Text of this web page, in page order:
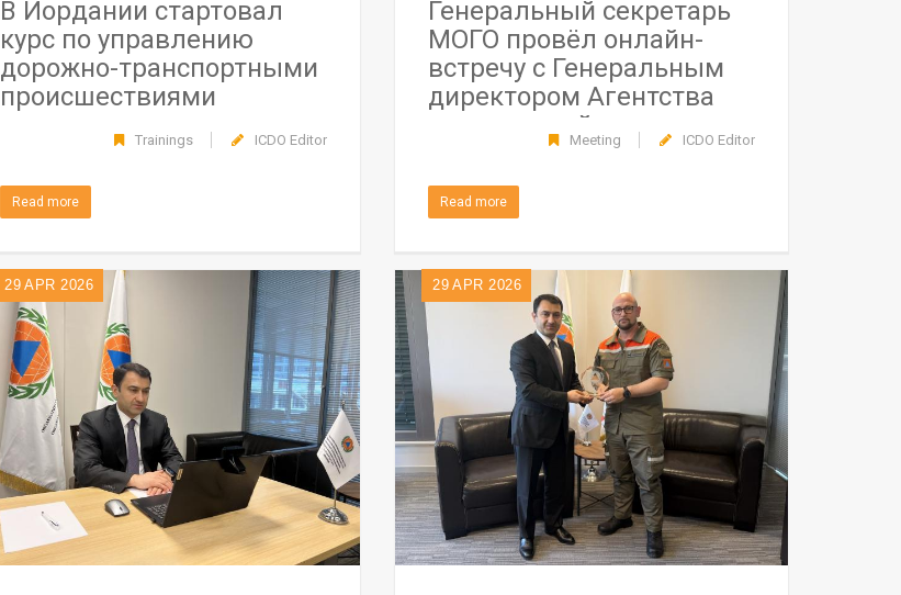
В Иордании стартовал
курс по управлению
дорожно-транспортными
происшествиями
Trainings ICDO Editor
Read more
Генеральный секретарь
МОГО провёл онлайн-
встречу с Генеральным
директором Агентства
гражданской защиты
Meeting ICDO Editor
Read more
29 APR 2026 29 APR 2026